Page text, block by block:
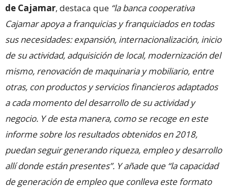
de Cajamar, destaca que “la banca cooperativa
Cajamar apoya a franquicias y franquiciados en todas
sus necesidades:expansión, internacionalización, inicio
de su actividad, adquisición de local, modernización del
mismo, renovación de maquinaria y mobiliario, entre
otras, con productos y servicios financieros adaptados
a cada momento del desarrollo de su actividad y
negocio. Y de esta manera, como se recoge en este
informe sobre los resultados obtenidos en 2018,
puedan seguir generandoriqueza, empleo y desarrollo
allí donde están presentes”. Y añade que “la capacidad
de generación de empleo que conlleva este formato